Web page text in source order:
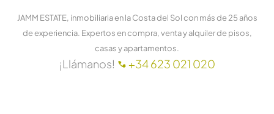
JAMM ESTATE, inmobiliaria en la Costa del Sol con más de 25 años
de experiencia. Expertos en compra, venta y alquiler de pisos,
casas y apartamentos.
¡Llámanos! +34 623 021 020